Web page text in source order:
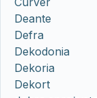
Deante
Defra
Dekodonia
Dekoria
Dekort